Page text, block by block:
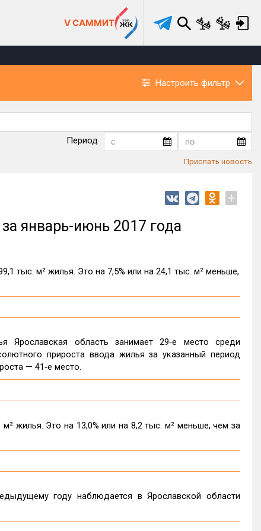
V САММИТ
Настроить фильтр
Период
Прислать новость
+
январь-июнь 2017 года
тыс. м² жилья. Это на 7,5% или на 24,1 тыс. м² меньше,
область занимает 29‑е место среди
прироста ввода жилья за указанный период
— 41‑е место.
жилья. Это на 13,0% или на 8,2 тыс. м² меньше, чем за
году наблюдается в Ярославской области